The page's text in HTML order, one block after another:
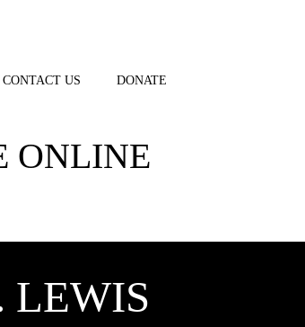
CONTACT US DONATE
ONLINE
LEWIS